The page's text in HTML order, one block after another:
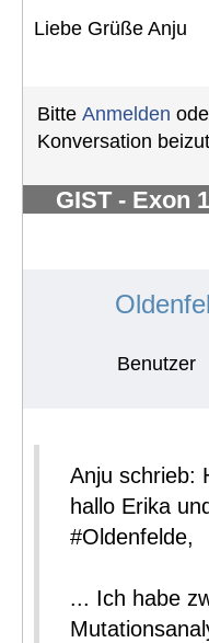
Liebe Grüße Anju
Bitte Anmelden
Konversation
GIST - Exon
Benutzer
Anju schrieb:
hallo Erika
#Oldenfelde,
... Ich habe